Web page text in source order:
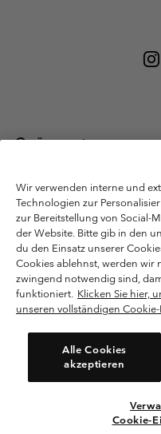
Österreich
Columbia Sportswear
Bergheim, Salzburg Österreich.
Nutzungsbedingungen
Datenschutzerklärung
Bestimmungen und
Nutzungsbedingungen Für
Cookies
Kundenservice: Mo- Fr. 9:00 -
(+)43720880525
Wir verwenden interne und
Technologien zur
zur Bereitstellung von Social-
der Website. Bitte gib in den
du den Einsatz unserer
Cookies ablehnst, werden wir
zwingend notwendig sind,
funktioniert. Klicken Sie hier,
unseren vollständigen
Alle Cookies
akzeptieren
Cookie-
Bitte wählen Sie Ihr
Österreich
Alle